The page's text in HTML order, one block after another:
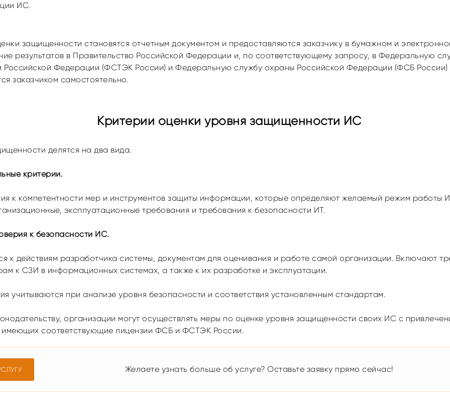
ИC.
защищенности становятся отчетным документом и предоставляются заказчику в бумажном и
результатов в Правительство Российской Федерации и, по соответствующему запросу, в Федеральную
Российской Федерации (ФСТЭК России) и Федеральную службу охраны Российской Федерации (ФСБ России)
заказчиком самостоятельно.
Критерии оценки уровня защищенности ИС
делятся на два вида.
критерии.
к компетентности мер и инструментов защиты информации, которые определяют желаемый режим работы
эксплуатационные требования и требования к безопасности ИТ.
к безопасности ИС.
к действиям разработчика системы, документам для оценивания и работе самой организации. Включают
к СЗИ в информационных системах, а также к их разработке и эксплуатации.
учитываются при анализе уровня безопасности и соответствия установленным стандартам.
организации могут осуществлять меры по оценке уровня защищенности своих ИС с
имеющих соответствующие лицензии ФСБ и ФСТЭК России.
Желаете узнать больше об услуге? Оставьте заявку прямо сейчас!